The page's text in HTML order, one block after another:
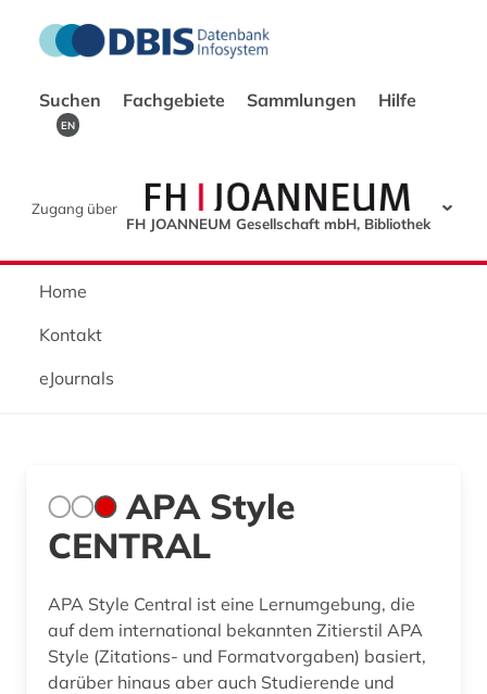
Suchen Fachgebiete Sammlungen Hilfe
EN
Zugang über
FH JOANNEUM Gesellschaft mbH, Bibliothek
Home
Kontakt
eJournals
APA Style
CENTRAL
APA Style Central ist eine Lernumgebung, die
auf dem international bekannten Zitierstil APA
Style (Zitations- und Formatvorgaben) basiert,
darüber hinaus aber auch Studierende und